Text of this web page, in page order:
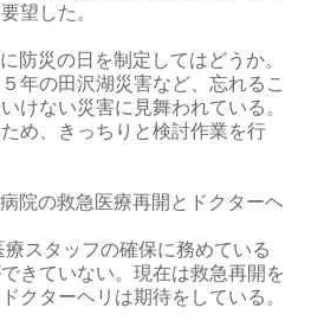
望した。
防災の日を制定してはどうか。
年の田沢湖災害など、忘れるこ
けない災害に見舞われている。
め、きっちりと検討作業を行
院の救急医療再開とドクターヘ
療スタッフの確保に務めている
きていない。現在は救急再開を
クターヘリは期待をしている。